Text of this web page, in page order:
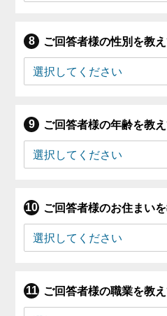
ご回答者様の性別を教え
ご回答者様の年齢を教え
ご回答者様のお住まい
ご回答者様の職業を教え